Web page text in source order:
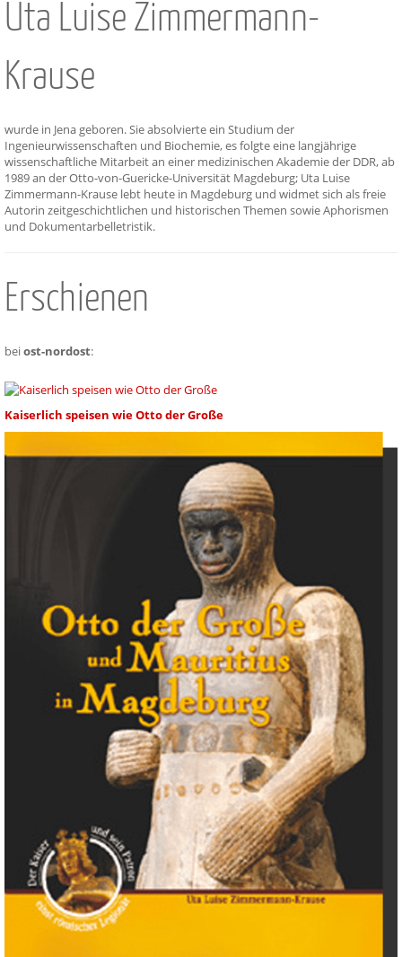
Uta Luise Zimmermann-
Krause
wurde in Jena geboren. Sie absolvierte ein Studium der
Ingenieurwissenschaften und Biochemie, es folgte eine langjährige
wissenschaftliche Mitarbeit an einer medizinischen Akademie der DDR, ab
1989 an der Otto-von-Guericke-Universität Magdeburg; Uta Luise
Zimmermann-Krause lebt heute in Magdeburg und widmet sich als freie
Autorin zeitgeschichtlichen und historischen Themen sowie Aphorismen
und Dokumentarbelletristik.
Erschienen
beiost-nordost:
Kaiserlich speisen wie Otto der Große